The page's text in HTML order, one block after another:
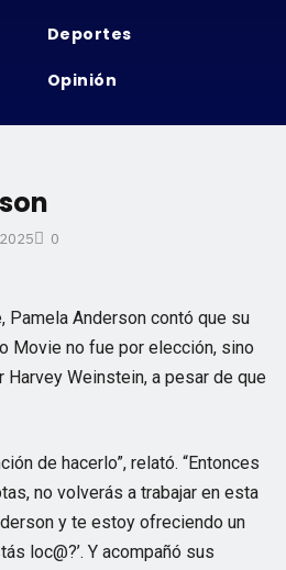
Deportes
Opinión
0
Pamela Anderson contó que su
Movie no fue por elección, sino
Weinstein, a pesar de que
de hacerlo”, relató. “Entonces
no volverás a trabajar en esta
y te estoy ofreciendo un
loc@?’. Y acompañó sus